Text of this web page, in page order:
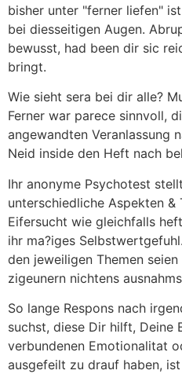
bisher unter "ferner liefen"
bei diesseitigen Augen.
bewusst, had been dir sic
bringt.
Wie sieht sera bei dir alle?
Ferner war parece sinnvoll,
angewandten Veranlassung
Neid inside den Heft nach
Ihr anonyme Psychotest
unterschiedliche Aspekten &
Eifersucht wie gleichfalls
ihr ma?iges
den jeweiligen Themen
zigeunern nichtens
So lange Respons nach
suchst, diese Dir hilft, Deine
verbundenen Emotionalitat
ausgefeilt zu drauf haben,